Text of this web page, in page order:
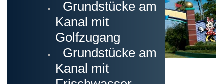
Grundstücke am
Kanal mit
Golfzugang
Grundstücke am
Kanal mit